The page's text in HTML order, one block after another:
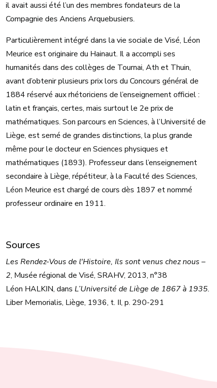
il avait aussi été l’un des membres fondateurs de la
Compagnie des Anciens Arquebusiers.
Particulièrement intégré dans la vie sociale de Visé, Léon
Meurice est originaire du Hainaut. Il a accompli ses
humanités dans des collèges de Tournai, Ath et Thuin,
avant d’obtenir plusieurs prix lors du Concours général de
1884 réservé aux rhétoriciens de l’enseignement officiel :
latin et français, certes, mais surtout le 2e prix de
mathématiques. Son parcours en Sciences, à l’Université de
Liège, est semé de grandes distinctions, la plus grande
même pour le docteur en Sciences physiques et
mathématiques (1893). Professeur dans l’enseignement
secondaire à Liège, répétiteur, à la Faculté des Sciences,
Léon Meurice est chargé de cours dès 1897 et nommé
professeur ordinaire en 1911.
Sources
Les Rendez-Vous de l'Histoire, Ils sont venus chez nous –
2, Musée régional de Visé, SRAHV, 2013, n°38
Léon HALKIN, dans L’Université de Liège de 1867 à 1935.
Liber Memorialis, Liège, 1936, t. II, p. 290-291